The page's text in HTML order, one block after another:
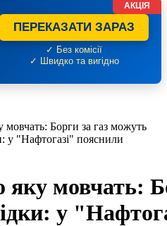
ПЕРЕКАЗАТИ ЗАРАЗ
✓ Без комісії
✓ Швидко та вигідно
АКЦІЯ
Борги за газ можуть
у "Нафтогазі" пояснили
мовчать:
у